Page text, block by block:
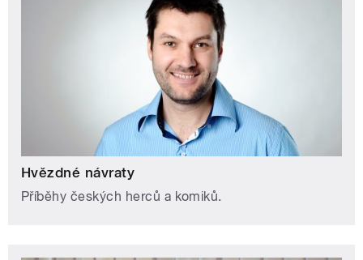
Hvězdné návraty
Příběhy českých herců a komiků.